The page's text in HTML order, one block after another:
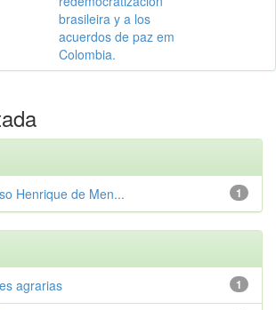
brasileira y a los
acuerdos de paz em
Colombia.
1
Henrique de Men...
1
agrarias